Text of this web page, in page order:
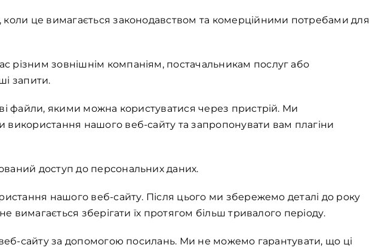
це вимагається законодавством та комерційними потребами для
зовнішнім компаніям, постачальникам послуг або
запити.
файли, якими можна користуватися через пристрій. Ми
нашого веб-сайту та запропонувати вам плагіни
доступ до персональних даних.
нашого веб-сайту. Після цього ми збережемо деталі до року
вимагається зберігати їх протягом більш тривалого періоду.
сайту за допомогою посилань. Ми не можемо гарантувати, що ці